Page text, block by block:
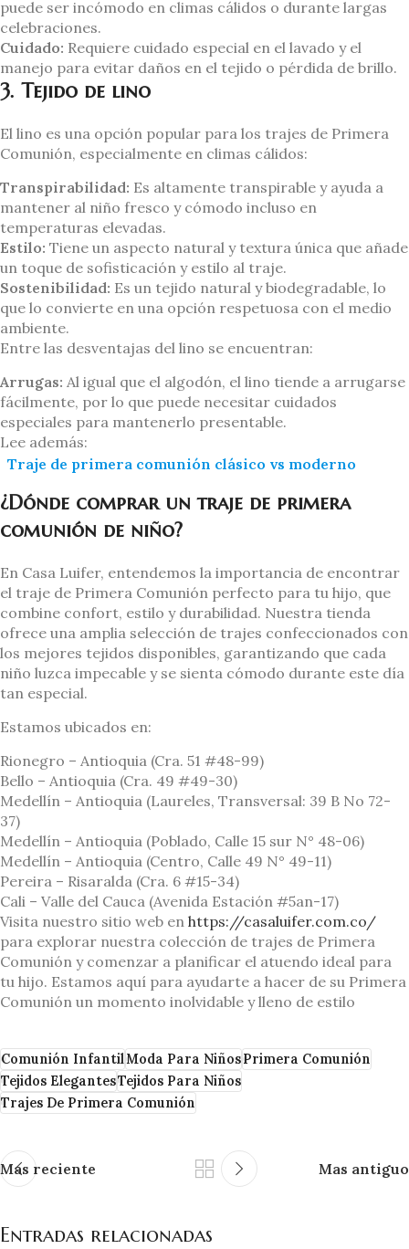
puede ser incómodo en climas cálidos o durante largas
celebraciones.
Cuidado: Requiere cuidado especial en el lavado y el
manejo para evitar daños en el tejido o pérdida de brillo.
3. Tejido de lino
El lino es una opción popular para los trajes de Primera
Comunión, especialmente en climas cálidos:
Transpirabilidad: Es altamente transpirable y ayuda a
mantener al niño fresco y cómodo incluso en
temperaturas elevadas.
Estilo: Tiene un aspecto natural y textura única que añade
un toque de sofisticación y estilo al traje.
Sostenibilidad: Es un tejido natural y biodegradable, lo
que lo convierte en una opción respetuosa con el medio
ambiente.
Entre las desventajas del lino se encuentran:
Arrugas: Al igual que el algodón, el lino tiende a arrugarse
fácilmente, por lo que puede necesitar cuidados
especiales para mantenerlo presentable.
Lee además:
Traje de primera comunión clásico vs moderno
¿Dónde comprar un traje de primera
comunión de niño?
En Casa Luifer, entendemos la importancia de encontrar
el traje de Primera Comunión perfecto para tu hijo, que
combine confort, estilo y durabilidad. Nuestra tienda
ofrece una amplia selección de trajes confeccionados con
los mejores tejidos disponibles, garantizando que cada
niño luzca impecable y se sienta cómodo durante este día
tan especial.
Estamos ubicados en:
Rionegro – Antioquia (Cra. 51 #48-99)
Bello – Antioquia (Cra. 49 #49-30)
Medellín – Antioquia (Laureles, Transversal: 39 B No 72-
37)
Medellín – Antioquia (Poblado, Calle 15 sur N° 48-06)
Medellín – Antioquia (Centro, Calle 49 N° 49-11)
Pereira – Risaralda (Cra. 6 #15-34)
Cali – Valle del Cauca (Avenida Estación #5an-17)
Visita nuestro sitio web en https://casaluifer.com.co/
para explorar nuestra colección de trajes de Primera
Comunión y comenzar a planificar el atuendo ideal para
tu hijo. Estamos aquí para ayudarte a hacer de su Primera
Comunión un momento inolvidable y lleno de estilo
Comunión InfantilModa Para NiñosPrimera Comunión
Tejidos ElegantesTejidos Para Niños
Trajes De Primera Comunión
Mas reciente Mas antiguo
Entradas relacionadas